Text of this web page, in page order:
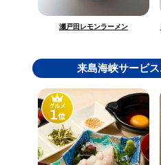
瀬戸田レモンラーメン
来島海峡サービス